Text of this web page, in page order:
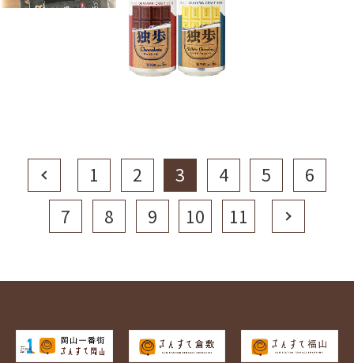
Prev 1 2 3 4 5
6
7
8 9 10 11 Next